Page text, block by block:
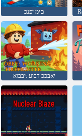
םימ יפנכ
יאבככ דבוע :יבבוא